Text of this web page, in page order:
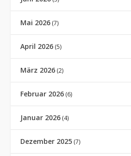
Mai 2026 (7)
April 2026 (5)
März 2026 (2)
Februar 2026 (6)
Januar 2026 (4)
Dezember 2025 (7)